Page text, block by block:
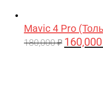
Mavic 4 Pro
180,000₽ 160,000